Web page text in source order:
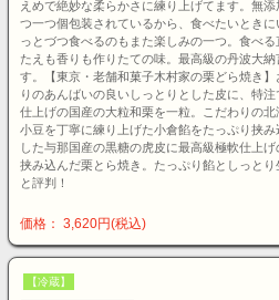
えめで絶妙な柔らかさに練り上げてます。無
つ一つ個包装されているから、食べたいとき
っとづつ食べるのもまた楽しみの一つ。食べ
たえも香りも作りたての味。最高級の丹波大
す。【東京・老舗和菓子木村家の栗どら焼き
りのあんばいの良いしっとりとした皮に、特
仕上げの国産の大粒和栗を一粒。こだわりの
小豆を丁寧に練り上げた小倉餡をたっぷり挟
した与那国産の黒糖の虎皮に最高級極軟仕上
挟み込んだ栗とら焼き。たっぷり餡としっと
と評判！
価格： 3,620円(税込)
【冷蔵】